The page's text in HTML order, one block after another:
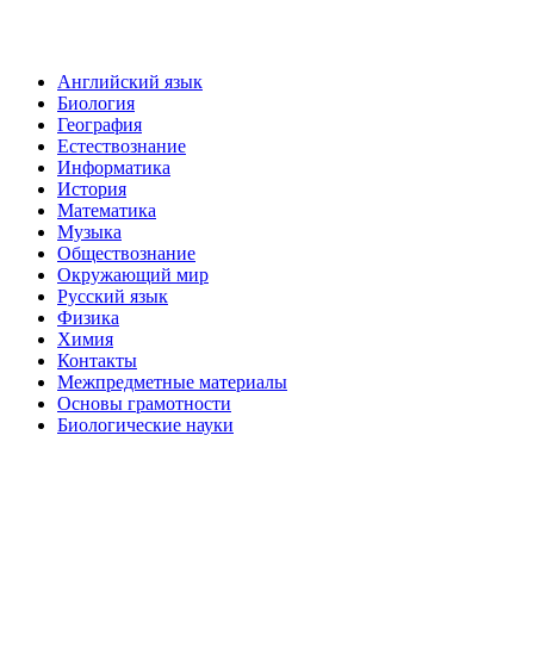
Английский язык
Биология
География
Естествознание
Информатика
История
Математика
Музыка
Обществознание
Окружающий мир
Русский язык
Физика
Химия
Контакты
Межпредметные материалы
Основы грамотности
Биологические науки